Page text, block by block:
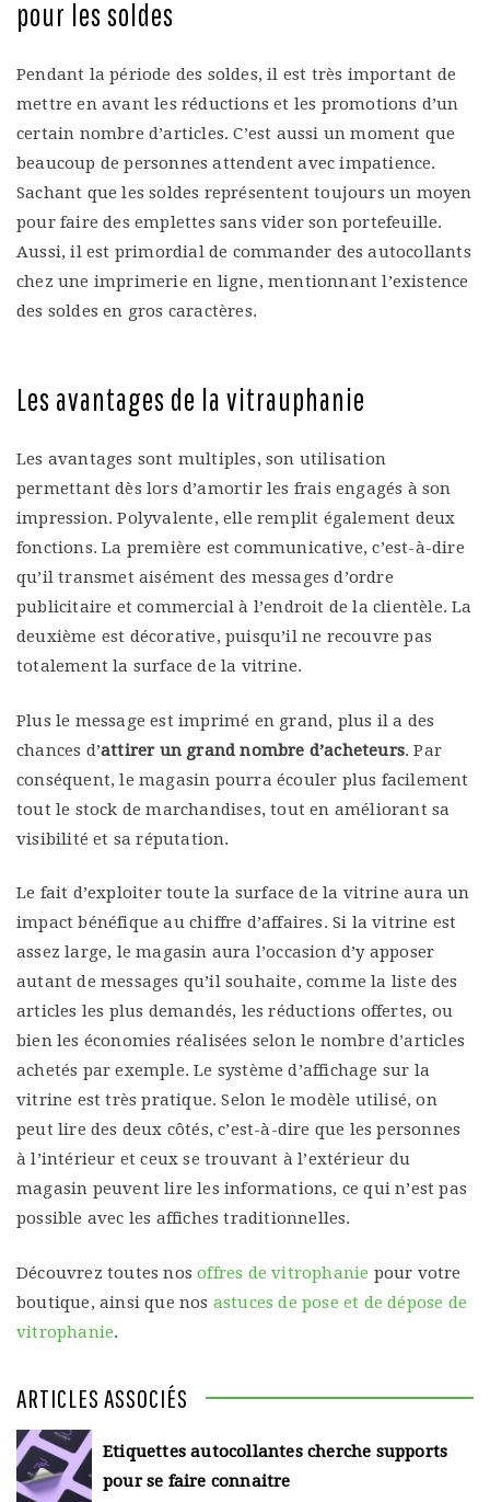
pour les soldes
Pendant la période des soldes, il est très important de
mettre en avant les réductions et les promotions d’un
certain nombre d’articles. C’est aussi un moment que
beaucoup de personnes attendent avec impatience.
Sachant que les soldes représentent toujours un moyen
pour faire des emplettes sans vider son portefeuille.
Aussi, il est primordial de commander des autocollants
chez une imprimerie en ligne, mentionnant l’existence
des soldes en gros caractères.
Les avantages de la vitrauphanie
Les avantages sont multiples, son utilisation
permettant dès lors d’amortir les frais engagés à son
impression. Polyvalente, elle remplit également deux
fonctions. La première est communicative, c’est-à-dire
qu’il transmet aisément des messages d’ordre
publicitaire et commercial à l’endroit de la clientèle. La
deuxième est décorative, puisqu’il ne recouvre pas
totalement la surface de la vitrine.
Plus le message est imprimé en grand, plus il a des
chances d’attirer un grand nombre d’acheteurs. Par
conséquent, le magasin pourra écouler plus facilement
tout le stock de marchandises, tout en améliorant sa
visibilité et sa réputation.
Le fait d’exploiter toute la surface de la vitrine aura un
impact bénéfique au chiffre d’affaires. Si la vitrine est
assez large, le magasin aura l’occasion d’y apposer
autant de messages qu’il souhaite, comme la liste des
articles les plus demandés, les réductions offertes, ou
bien les économies réalisées selon le nombre d’articles
achetés par exemple. Le système d’affichage sur la
vitrine est très pratique. Selon le modèle utilisé, on
peut lire des deux côtés, c’est-à-dire que les personnes
à l’intérieur et ceux se trouvant à l’extérieur du
magasin peuvent lire les informations, ce qui n’est pas
possible avec les affiches traditionnelles.
Découvrez toutes nosoffres de vitrophanie pour votre
boutique, ainsi que nos astuces de pose et de dépose de
vitrophanie.
ARTICLES ASSOCIÉS
Etiquettes autocollantes cherche supports
pour se faire connaitre